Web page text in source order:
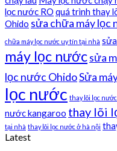
lọc nước RO quá trình thay
Ohido sửa chữa máy lọc
chữa máy lọc nước uy tín tại nhà
máy lọc nướcsửa
lọc nước OhidoSửa
lọc nước thay lõi lọc
nước kangaroo thay lõi
tại nhà thay lõi lọc nước ở hà nội
Latest